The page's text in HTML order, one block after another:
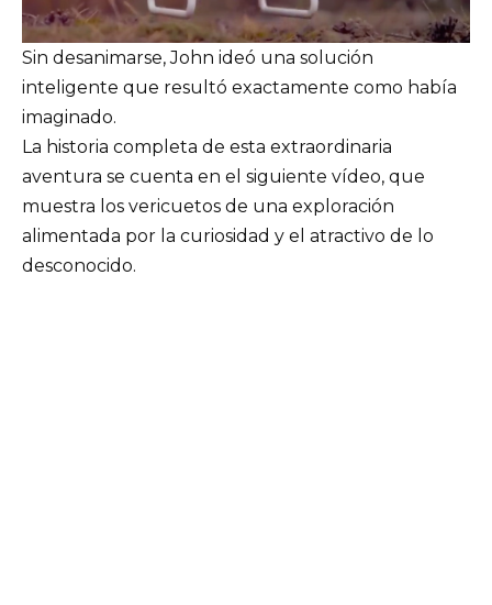
Sin desanimarse, John ideó una solución
inteligente que resultó exactamente como había
imaginado.
La historia completa de esta extraordinaria
aventura se cuenta en el siguiente vídeo, que
muestra los vericuetos de una exploración
alimentada por la curiosidad y el atractivo de lo
desconocido.